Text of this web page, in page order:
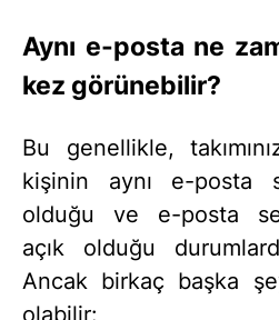
Aynı e-posta ne
kez görünebilir?
Bu genellikle,
kişinin aynı e-posta
olduğu ve e-posta
açık olduğu
Ancak birkaç başka
olabilir: